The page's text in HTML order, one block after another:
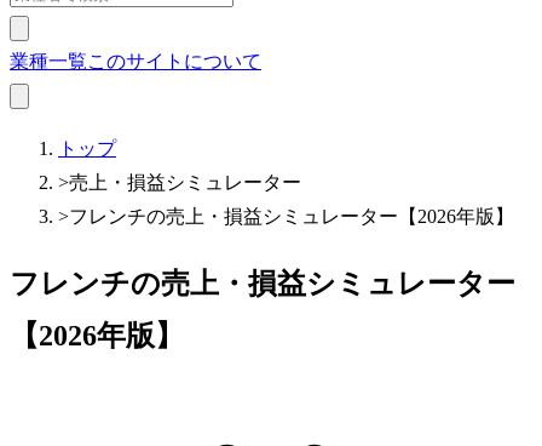
業種一覧このサイトについて
トップ
>売上・損益シミュレーター
>フレンチの売上・損益シミュレーター【2026年版】
フレンチの売上・損益シミュレーター
【2026年版】